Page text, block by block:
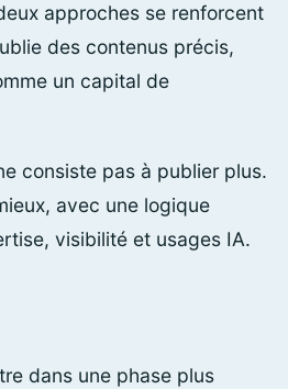
approches se renforcent
des contenus précis,
un capital de
consiste pas à publier plus.
avec une logique
visibilité et usages IA.
dans une phase plus